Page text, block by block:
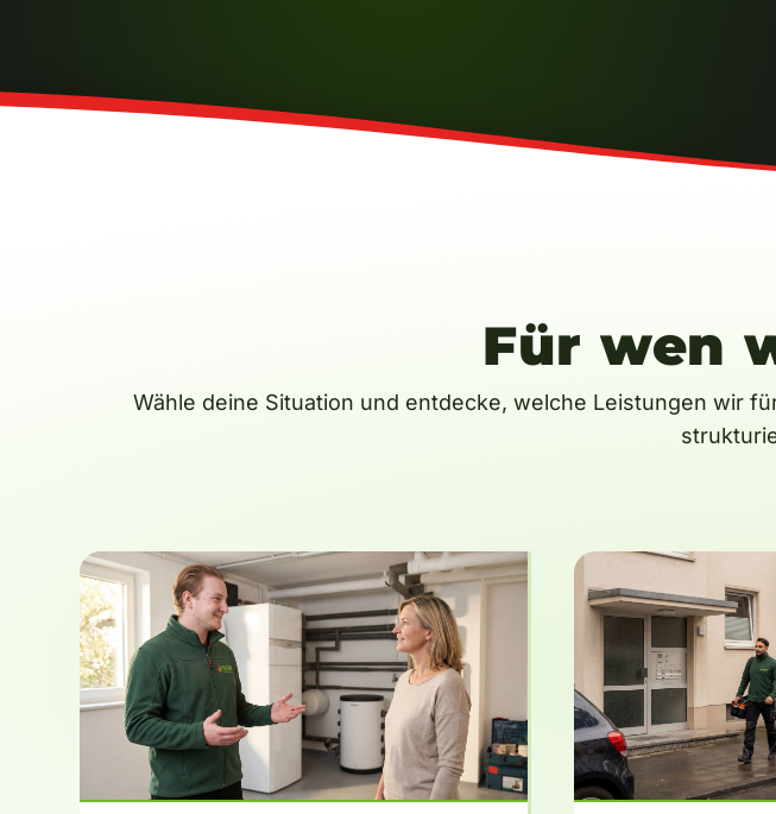
Für wen
Wähle deine Situation und entdecke, welche Leistungen wir